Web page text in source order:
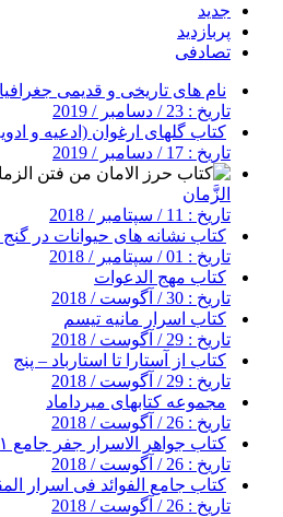
جدید
پربازدید
تصادفی
نام های تاریخی و قدیمی
تاریخ : 23 / دسامبر / 2019
کتاب گلهای ارغوان (ادعیه و
تاریخ : 17 / دسامبر / 2019
الزَّمان
تاریخ : 11 / سپتامبر / 2018
کتاب نشانه های حیوانات در گنج
تاریخ : 01 / سپتامبر / 2018
کتاب مهج الدعوات
تاریخ : 30 / آگوست / 2018
کتاب اسرار مانیه تیسم
تاریخ : 29 / آگوست / 2018
کتاب از آستارا تا استارباد – پنج
تاریخ : 29 / آگوست / 2018
مجموعه کتابهای میرداماد
تاریخ : 26 / آگوست / 2018
کتاب جواهر الاسرار جفر جامع ۱و۲
تاریخ : 26 / آگوست / 2018
کتاب جامع الفوائد فی اسرار
تاریخ : 26 / آگوست / 2018